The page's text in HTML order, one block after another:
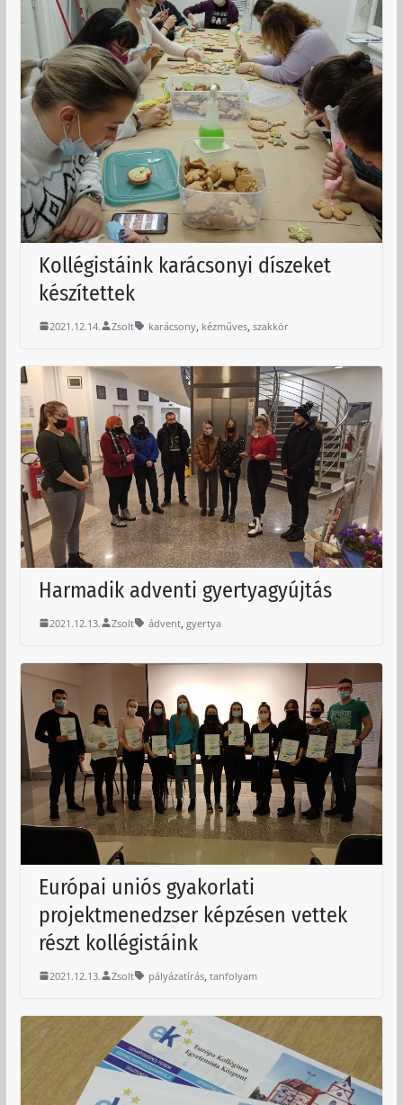
Kollégistáink karácsonyi díszeket
készítettek
2021.12.14. Zsolt karácsony, kézműves, szakkör
Harmadik adventi gyertyagyújtás
2021.12.13. Zsolt ádvent, gyertya
Európai uniós gyakorlati
projektmenedzser képzésen vettek
részt kollégistáink
2021.12.13. Zsolt pályázatírás, tanfolyam